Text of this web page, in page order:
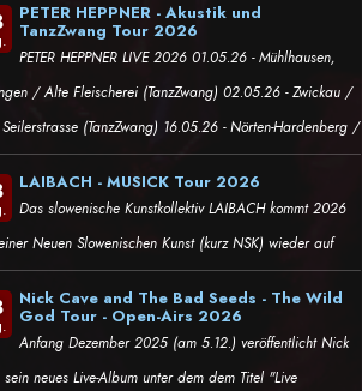
PETER HEPPNER - Akustik und
TanzZwang Tour 2026
PETER HEPPNER LIVE 2026 01.05.26 - Mühlhausen,
/ Alte Fleischerei (TanzZwang) 02.05.26 - Zwickau /
(TanzZwang) 16.05.26 - Nörten-Hardenberg /
LAIBACH - MUSICK Tour 2026
Das slowenische Kunstkollektiv LAIBACH kommt 2026
Neuen Slowenischen Kunst (kurz NSK) wieder auf
Nick Cave and The Bad Seeds - The Wild
God Tour - Open-Airs 2026
Anfang Dezember 2025 (am 5.12.) veröffentlicht Nick
sein neues Live-Album unter dem dem Titel "Live